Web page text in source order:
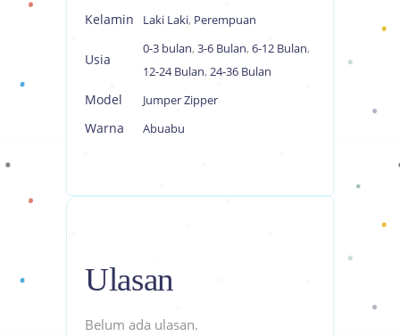
Kelamin Laki Laki, Perempuan
Usia
0-3 bulan, 3-6 Bulan, 6-12 Bulan,
12-24 Bulan, 24-36 Bulan
Model Jumper Zipper
Warna Abuabu
Ulasan
Belum ada ulasan.